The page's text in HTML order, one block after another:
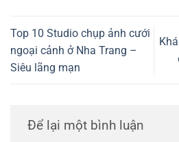
Top 10 Studio chụp ảnh cưới
ngoại cảnh ở Nha Trang –
Siêu lãng mạn
Để lại một bình luận